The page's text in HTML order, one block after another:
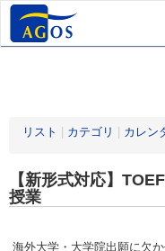
リスト カテゴリ カレン
【新形式対応】
授業
海外大学・大学院出願に欠